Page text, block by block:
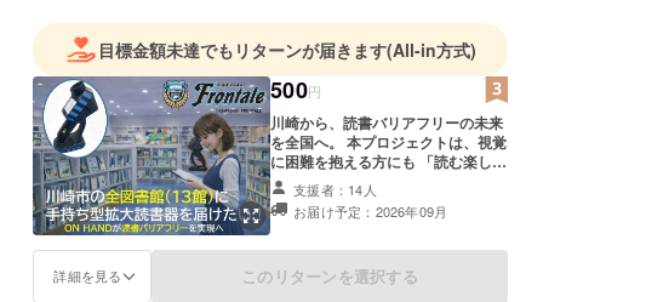
り組みだけでなく、
環境配慮素材、機能性フィルム、デバイス設計など、
素材開発から製品・機器化まで一貫した支援を行い、
多くの企業様の課題解決に伴走してきました。
「社会にとって意味のある技術を、実装できる形で世の中へ
届けること」
それが私たちYu Visionの役割です。
目標金額未達でもリターンが届きます(All-in方式)
500円
川崎から、読書バリアフリーの未来
を全国へ。 本プロジェクトは、視覚
に困難を抱える方にも 「読む楽し
さ」を届けるための取り組みです。
川崎市立図書館13館への導入を第一
歩として、 このモデルを全国へ広げ
りますが、 皆さまのお気持ちが、こ
支援者：14人
お届け予定：2026年09月
詳細を見る このリターンを選択する